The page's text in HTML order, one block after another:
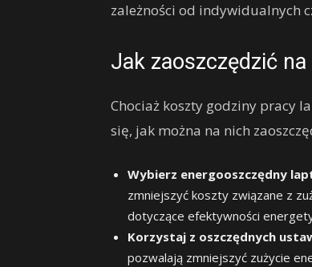
zależności od indywidualnych
Jak zaoszczędzić
Chociaż koszty godziny pracy
się, jak można na nich
Wybierz energooszczędny
zmniejszyć koszty związane z
dotyczące efektywności
Korzystaj z oszczędnych
pozwalają zmniejszyć zużycie